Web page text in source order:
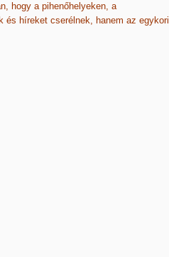
hogy a pihenőhelyeken, a
és híreket cserélnek, hanem az egykori